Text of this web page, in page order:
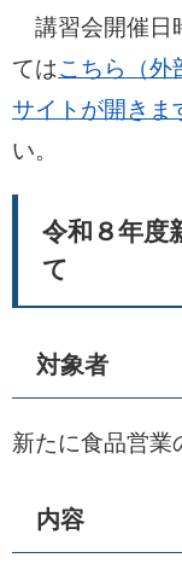
講習会開催日
てはこちら（外
サイトが開きま
い。
令和８年度
て
対象者
新たに食品営業
内容